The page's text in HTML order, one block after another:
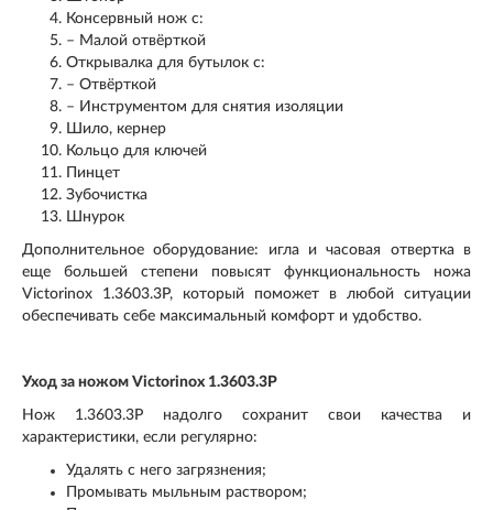
Консервный нож с:
– Малой отвёрткой
Открывалка для бутылок с:
– Отвёрткой
– Инструментом для снятия изоляции
Шило, кернер
Кольцо для ключей
Пинцет
Зубочистка
Шнурок
Дополнительное оборудование: игла и часовая отвертка в
еще большей степени повысят функциональность ножа
Victorinox 1.3603.3P, который поможет в любой ситуации
обеспечивать себе максимальный комфорт и удобство.
Уход за ножом Victorinox 1.3603.3P
Нож 1.3603.3P надолго сохранит свои качества и
характеристики, если регулярно:
Удалять с него загрязнения;
Промывать мыльным раствором;